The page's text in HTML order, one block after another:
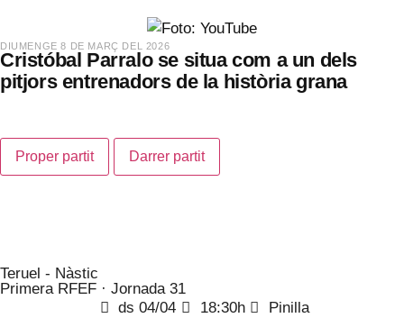
​DIUMENGE 8 DE MARÇ DEL 2026
Cristóbal Parralo se situa com a un dels
pitjors entrenadors de la història grana
Proper partit Darrer partit
Teruel - Nàstic
Primera RFEF · Jornada 31
ds 04/04
18:30h
Pinilla